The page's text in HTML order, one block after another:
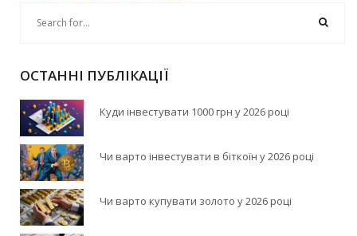
ОСТАННІ ПУБЛІКАЦІЇ
Куди інвестувати 1000 грн у 2026 році
Чи варто інвестувати в біткоїн у 2026 році
Чи варто купувати золото у 2026 році